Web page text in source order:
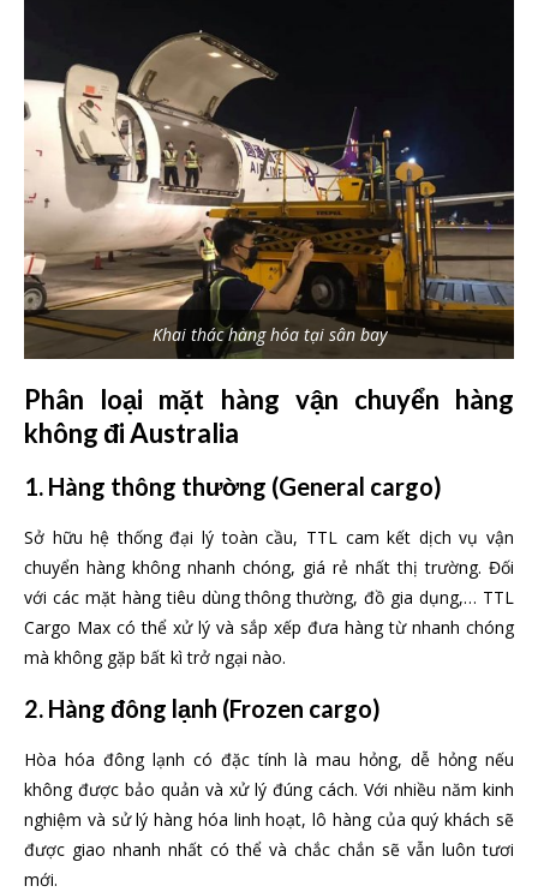
Khai thác hàng hóa tại sân bay
Phân loại mặt hàng vận chuyển hàng
không đi Australia
1. Hàng thông thường (General cargo)
Sở hữu hệ thống đại lý toàn cầu, TTL cam kết dịch vụ vận
chuyển hàng không nhanh chóng, giá rẻ nhất thị trường. Đối
với các mặt hàng tiêu dùng thông thường, đồ gia dụng,… TTL
Cargo Max có thể xử lý và sắp xếp đưa hàng từ nhanh chóng
mà không gặp bất kì trở ngại nào.
2. Hàng đông lạnh (Frozen cargo)
Hòa hóa đông lạnh có đặc tính là mau hỏng, dễ hỏng nếu
không được bảo quản và xử lý đúng cách. Với nhiều năm kinh
nghiệm và sử lý hàng hóa linh hoạt, lô hàng của quý khách sẽ
được giao nhanh nhất có thể và chắc chắn sẽ vẫn luôn tươi
mới.